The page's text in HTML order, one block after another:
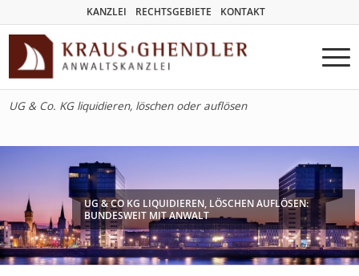
KANZLEI RECHTSGEBIETE KONTAKT
UG & Co. KG liquidieren, löschen oder auflösen
UG & CO KG LIQUIDIEREN, LÖSCHEN AUFLÖSEN:
BUNDESWEIT MIT ANWALT